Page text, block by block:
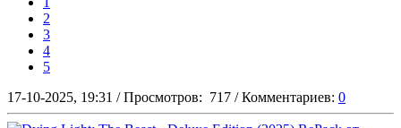
2
3
4
5
17-10-2025, 19:31 / Просмотров: 717 / Комментариев: 0